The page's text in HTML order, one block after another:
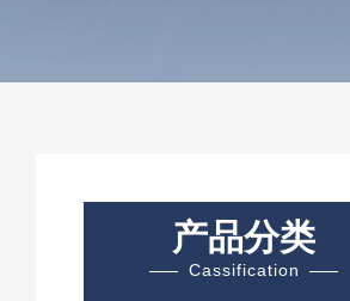
产品分类
Cassification